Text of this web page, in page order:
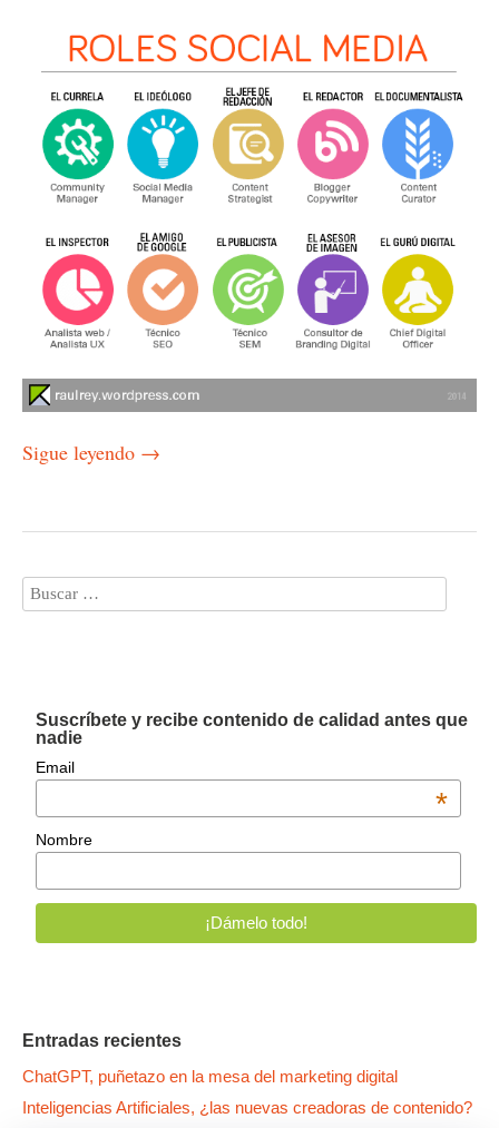
Sigue leyendo →
Suscríbete y recibe contenido de calidad antes que
nadie
Email
*
Nombre
Entradas recientes
ChatGPT, puñetazo en la mesa del marketing digital
Inteligencias Artificiales, ¿las nuevas creadoras de contenido?